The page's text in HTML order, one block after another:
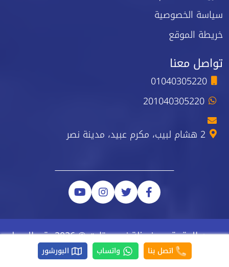
سياسة الخصوصية
خريطة الموقع
تواصل معنا
01040305220
201040305220
2 هشام لبيب، مكرم عبيد، مدينة نصر
جميع الحقوق محفوظة نيو ستارت © 2026 رقم السجل
الضريبي 223-743-723اتصل بنا واتساب البورشور